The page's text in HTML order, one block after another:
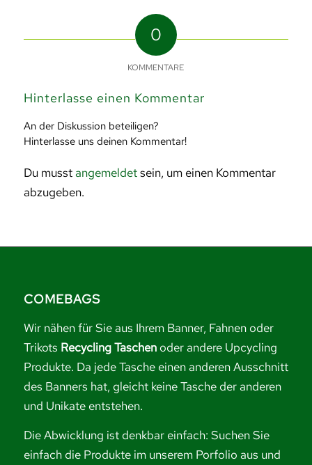
0
KOMMENTARE
Hinterlasse einen Kommentar
An der Diskussion beteiligen?
Hinterlasse uns deinen Kommentar!
Du musstangemeldetsein, um einen Kommentar
abzugeben.
COMEBAGS
Wir nähen für Sie aus Ihrem Banner, Fahnen oder
Trikots Recycling Taschenoder andere Upcycling
Produkte. Da jede Tasche einen anderen Ausschnitt
des Banners hat, gleicht keine Tasche der anderen
und Unikate entstehen.
Die Abwicklung ist denkbar einfach: Suchen Sie
einfach die Produkte im unserem Porfolio aus und